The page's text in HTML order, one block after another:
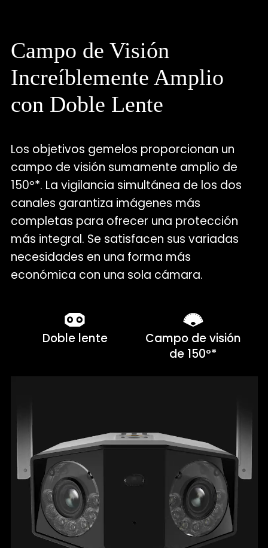
Campo de Visión
Increíblemente Amplio
con Doble Lente
Los objetivos gemelos proporcionan un
campo de visión sumamente amplio de
150º*. La vigilancia simultánea de los dos
canales garantiza imágenes más
completas para ofrecer una protección
más integral. Se satisfacen sus variadas
necesidades en una forma más
económica con una sola cámara.
Doble lente
Campo de visión
de 150º*